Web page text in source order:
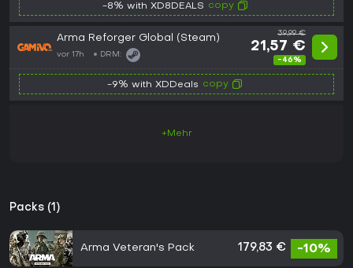
-8% with XD8DEALS copy
Arma Reforger Global (Steam)
vor 17h DRM:
39,99 €
21,57 €
-46%
-9% with XDDeals copy
+Mehr
Packs (1)
Arma Veteran's Pack 179,83 € -10%